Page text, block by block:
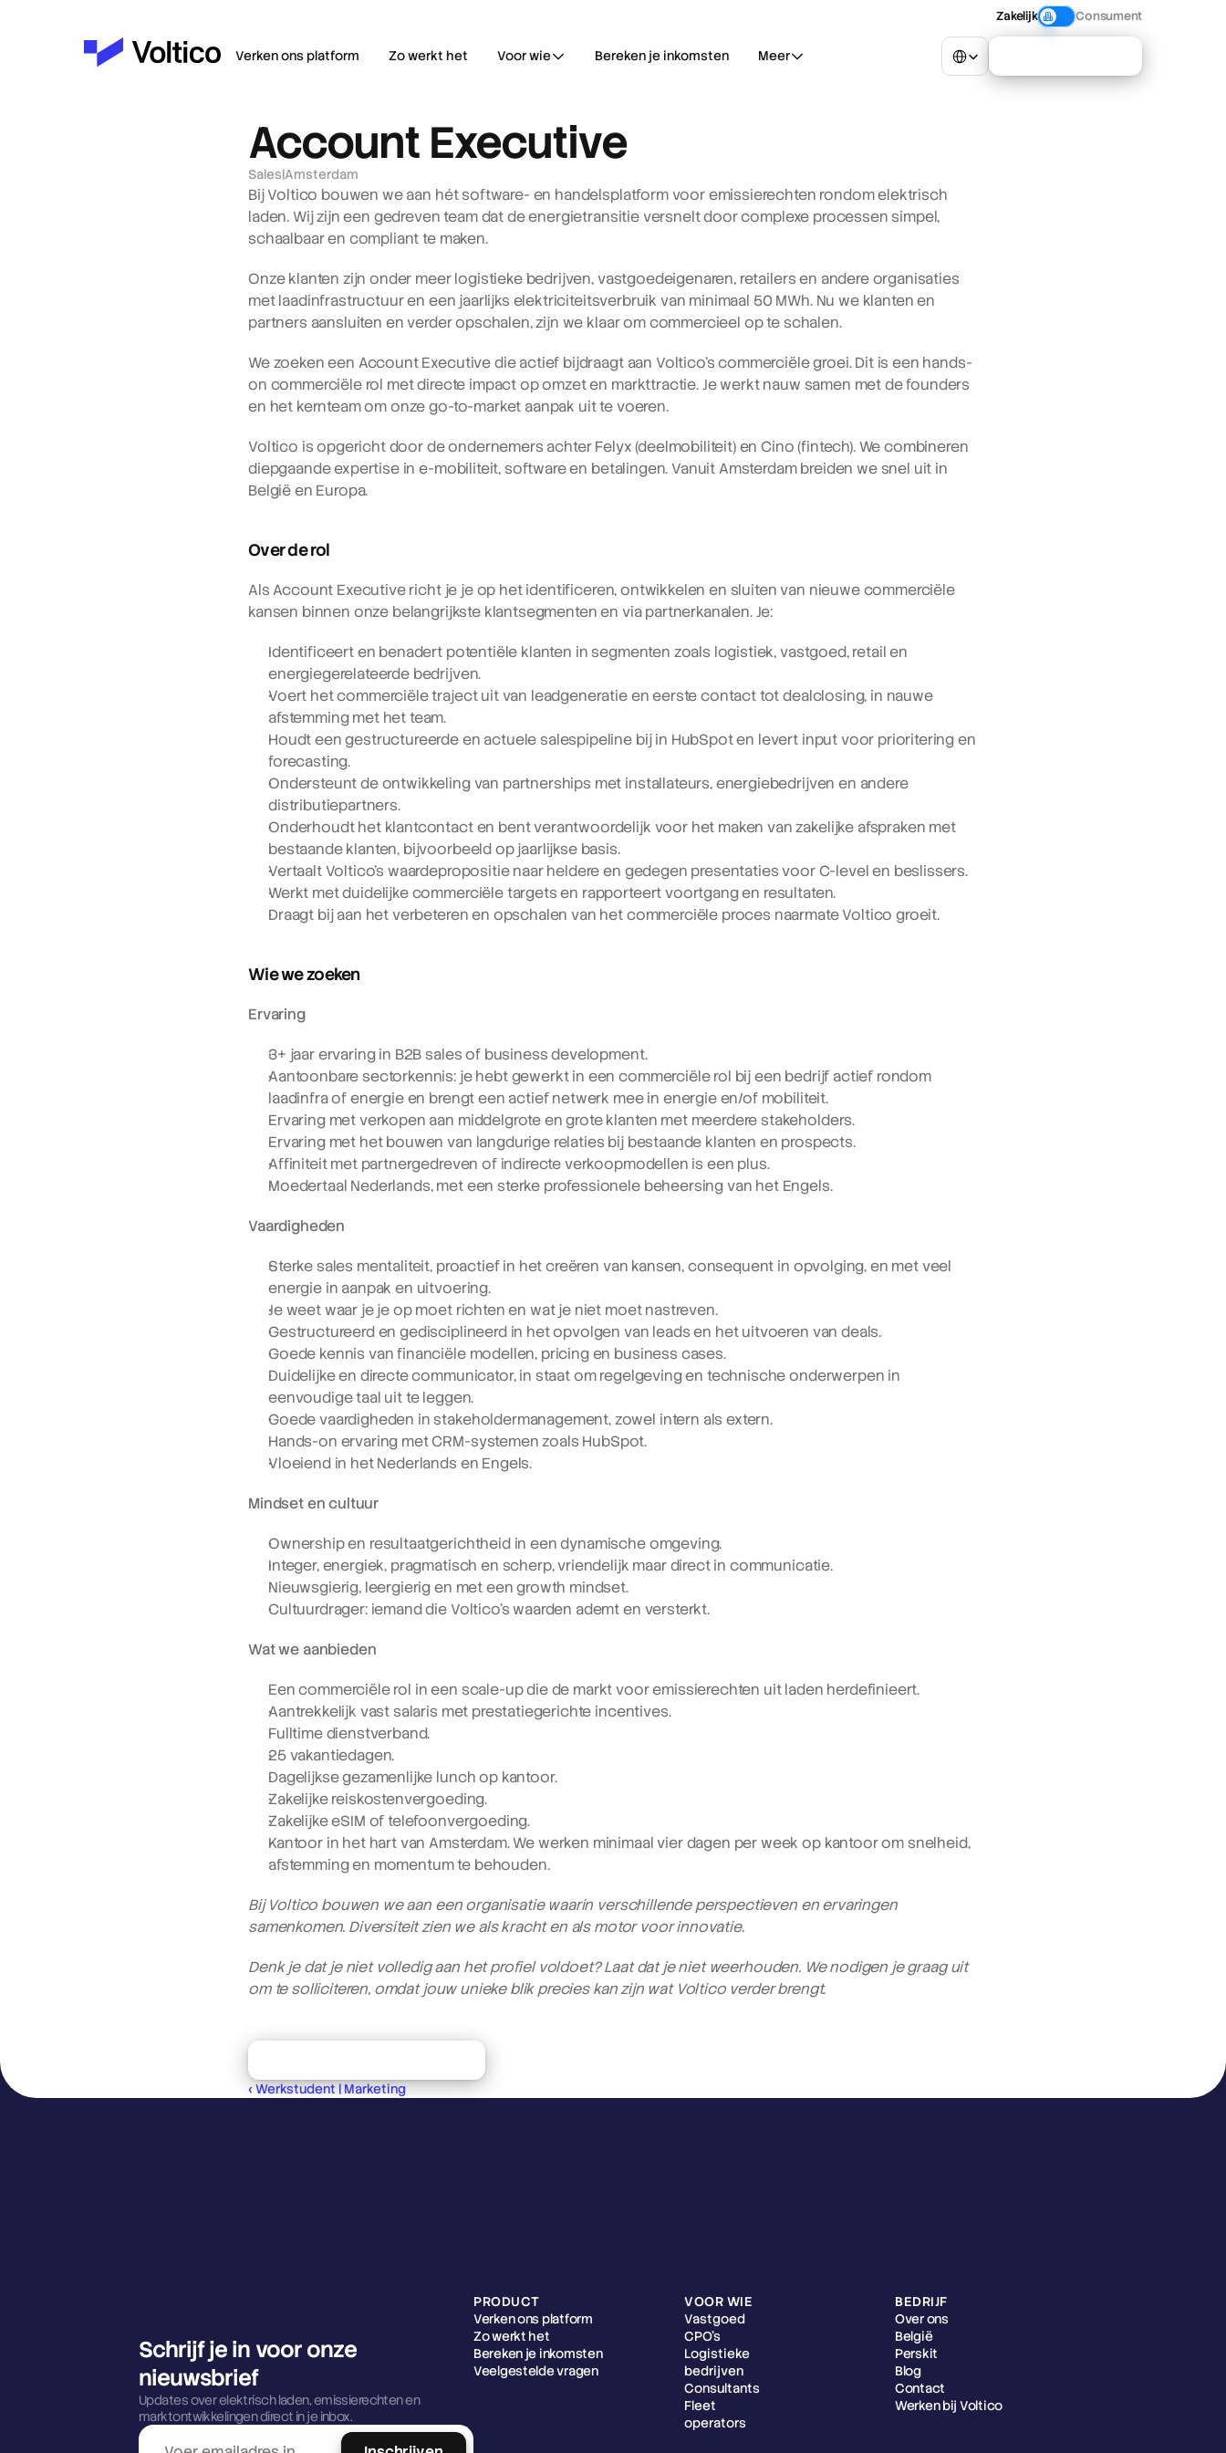
Schrijf je in voor onze
nieuwsbrief
Updates over elektrisch laden, emissierechten en
marktontwikkelingen direct in je inbox.
PRODUCT
Verken ons platform
Zo werkt het
Bereken je inkomsten
Veelgestelde vragen
VOOR WIE
Vastgoed
CPO's
Logistieke
bedrijven
Consultants
Fleet
operators
BEDRIJF
Over ons
België
Perskit
Blog
Contact
Werken bij Voltico
Account Executive
Sales|Amsterdam
Bij Voltico bouwen we aan hét software- en handelsplatform voor emissierechten rondom elektrisch
laden. Wij zijn een gedreven team dat de energietransitie versnelt door complexe processen simpel,
schaalbaar en compliant te maken.
Onze klanten zijn onder meer logistieke bedrijven, vastgoedeigenaren, retailers en andere organisaties
met laadinfrastructuur en een jaarlijks elektriciteitsverbruik van minimaal 50 MWh. Nu we klanten en
partners aansluiten en verder opschalen, zijn we klaar om commercieel op te schalen.
We zoeken een Account Executive die actief bijdraagt aan Voltico’s commerciële groei. Dit is een hands-
on commerciële rol met directe impact op omzet en markttractie. Je werkt nauw samen met de founders
en het kernteam om onze go-to-market aanpak uit te voeren.
Voltico is opgericht door de ondernemers achter Felyx (deelmobiliteit) en Cino (fintech). We combineren
diepgaande expertise in e-mobiliteit, software en betalingen. Vanuit Amsterdam breiden we snel uit in
België en Europa.
Over de rol
Als Account Executive richt je je op het identificeren, ontwikkelen en sluiten van nieuwe commerciële
kansen binnen onze belangrijkste klantsegmenten en via partnerkanalen. Je:
Identificeert en benadert potentiële klanten in segmenten zoals logistiek, vastgoed, retail en
energiegerelateerde bedrijven.
Voert het commerciële traject uit van leadgeneratie en eerste contact tot dealclosing, in nauwe
afstemming met het team.
Houdt een gestructureerde en actuele salespipeline bij in HubSpot en levert input voor prioritering en
forecasting.
Ondersteunt de ontwikkeling van partnerships met installateurs, energiebedrijven en andere
distributiepartners.
Onderhoudt het klantcontact en bent verantwoordelijk voor het maken van zakelijke afspraken met
bestaande klanten, bijvoorbeeld op jaarlijkse basis.
Vertaalt Voltico’s waardepropositie naar heldere en gedegen presentaties voor C-level en beslissers.
Werkt met duidelijke commerciële targets en rapporteert voortgang en resultaten.
Draagt bij aan het verbeteren en opschalen van het commerciële proces naarmate Voltico groeit.
Wie we zoeken
Ervaring
3+ jaar ervaring in B2B sales of business development.
Aantoonbare sectorkennis: je hebt gewerkt in een commerciële rol bij een bedrijf actief rondom
laadinfra of energie en brengt een actief netwerk mee in energie en/of mobiliteit.
Ervaring met verkopen aan middelgrote en grote klanten met meerdere stakeholders.
Ervaring met het bouwen van langdurige relaties bij bestaande klanten en prospects.
Affiniteit met partnergedreven of indirecte verkoopmodellen is een plus.
Moedertaal Nederlands, met een sterke professionele beheersing van het Engels.
Vaardigheden
Sterke sales mentaliteit, proactief in het creëren van kansen, consequent in opvolging, en met veel
energie in aanpak en uitvoering.
Je weet waar je je op moet richten en wat je niet moet nastreven.
Gestructureerd en gedisciplineerd in het opvolgen van leads en het uitvoeren van deals.
Goede kennis van financiële modellen, pricing en business cases.
Duidelijke en directe communicator, in staat om regelgeving en technische onderwerpen in
eenvoudige taal uit te leggen.
Goede vaardigheden in stakeholdermanagement, zowel intern als extern.
Hands-on ervaring met CRM-systemen zoals HubSpot.
Vloeiend in het Nederlands en Engels.
Mindset en cultuur
Ownership en resultaatgerichtheid in een dynamische omgeving.
Integer, energiek, pragmatisch en scherp, vriendelijk maar direct in communicatie.
Nieuwsgierig, leergierig en met een growth mindset.
Cultuurdrager: iemand die Voltico’s waarden ademt en versterkt.
Wat we aanbieden
Een commerciële rol in een scale-up die de markt voor emissierechten uit laden herdefinieert.
Aantrekkelijk vast salaris met prestatiegerichte incentives.
Fulltime dienstverband.
25 vakantiedagen.
Dagelijkse gezamenlijke lunch op kantoor.
Zakelijke reiskostenvergoeding.
Zakelijke eSIM of telefoonvergoeding.
Kantoor in het hart van Amsterdam. We werken minimaal vier dagen per week op kantoor om snelheid,
afstemming en momentum te behouden.
Bij Voltico bouwen we aan een organisatie waarin verschillende perspectieven en ervaringen
samenkomen. Diversiteit zien we als kracht en als motor voor innovatie.
Denk je dat je niet volledig aan het profiel voldoet? Laat dat je niet weerhouden. We nodigen je graag uit
om te solliciteren, omdat jouw unieke blik precies kan zijn wat Voltico verder brengt.
‹ Werkstudent | Marketing
Zakelijk Consument
Verken ons platform Zo werkt het Voor wie Bereken je inkomsten Meer
Select Language